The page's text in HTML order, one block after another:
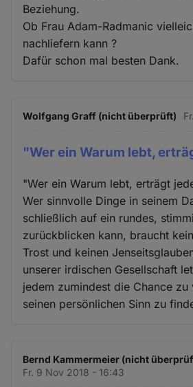
Beziehung.
Ob Frau Adam-Radmanic
nachliefern kann ?
Dafür schon mal besten Dank.
Wolfgang Graff (nicht überprüft)
"Wer ein Warum lebt,
"Wer ein Warum lebt, erträgt
Wer sinnvolle Dinge in seinem
schließlich auf ein rundes,
zurückblicken kann, braucht
Trost und keinen
unserer irdischen Gesellschaft
jedem zumindest die Chance zu
seinen persönlichen Sinn zu
Bernd Kammermeier (nicht
Fr. 9 Nov 2018 - 16:43